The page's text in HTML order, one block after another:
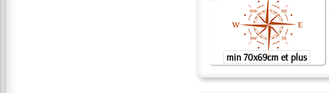
min 70x69cm et plus